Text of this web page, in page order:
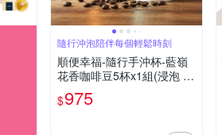
隨行沖泡陪伴每個輕鬆時刻
順便幸福-隨行手沖杯-藍嶺
花香咖啡豆5杯x1組(浸泡 冷
萃 咖啡杯)
$975